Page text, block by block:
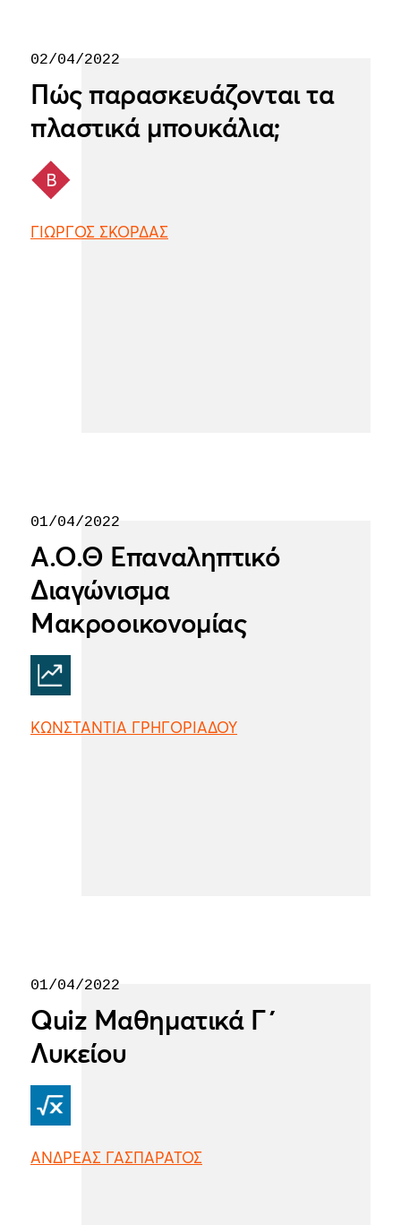
02/04/2022
Πώς παρασκευάζονται τα
πλαστικά μπουκάλια;
ΓΙΩΡΓΟΣ ΣΚΟΡΔΑΣ
01/04/2022
Α.Ο.Θ Επαναληπτικό
Διαγώνισμα
Μακροοικονομίας
ΚΩΝΣΤΑΝΤΙΑ ΓΡΗΓΟΡΙΑΔΟΥ
01/04/2022
Quiz Μαθηματικά Γ΄
Λυκείου
ΑΝΔΡΕΑΣ ΓΑΣΠΑΡΑΤΟΣ